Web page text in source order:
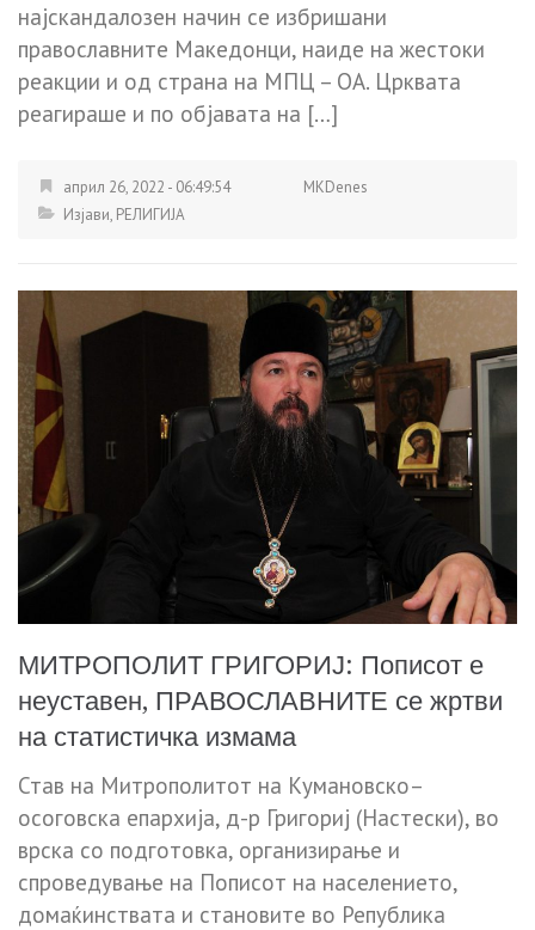
најскандалозен начин се избришани
православните Македонци, наиде на жестоки
реакции и од страна на МПЦ – ОА. Црквата
реагираше и по објавата на […]
април 26, 2022 - 06:49:54
MKDenes
Изјави, РЕЛИГИЈА
МИТРОПОЛИТ ГРИГОРИЈ: Пописот е
неуставен, ПРАВОСЛАВНИТЕ се жртви
на статистичка измама
Став на Митрополитот на Кумановско–
осоговска епархија, д-р Григориј (Настески), во
врска со подготовка, организирање и
спроведување на Пописот на населението,
домаќинствата и становите во Република